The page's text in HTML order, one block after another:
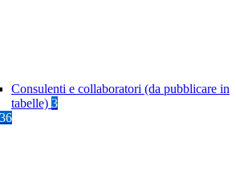
Consulenti e collaboratori (da pubblicare in
tabelle) 3
36